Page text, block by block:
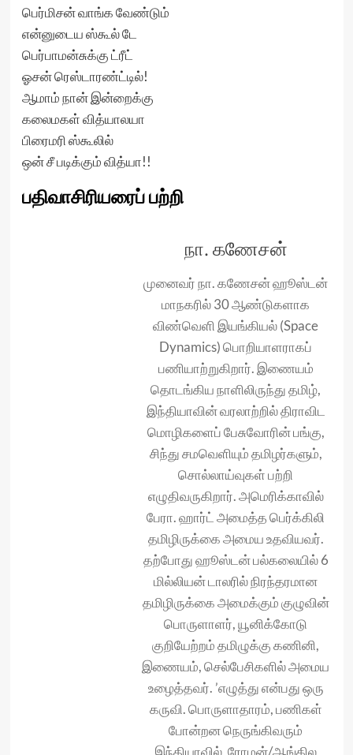
பெர்மிசன் வாங்க வேண்டும்
என்னுடைய ஸ்கூல் டே
பெர்பாமன்சுக்கு ட்ரீட்
ஓசன் ரெஸ்டாரண்ட்டில்!
ஆமாம் நான் இன்றைக்கு
கலைமகள் வித்யாலயா
பிரைமரி ஸ்கூலில்
ஒன் சீ படிக்கும் வித்யா!!
பதிவாசிரியரைப் பற்றி
நா. கணேசன்
முனைவர் நா. கணேசன் ஹூஸ்டன்
மாநகரில் 30 ஆண்டுகளாக
விண்வெளி இயங்கியல் (Space
Dynamics) பொறியாளராகப்
பணியாற்றுகிறார். இணையம்
தொடங்கிய நாளிலிருந்து தமிழ்,
இந்தியாவின் வரலாற்றில் திராவிட
மொழிகளைப் பேசுவோரின் பங்கு,
சிந்து சமவெளியும் தமிழர்களும்,
சொல்லாய்வுகள் பற்றி
எழுதிவருகிறார். அமெரிக்காவில்
பேரா. ஹார்ட் அமைத்த பெர்க்கிலி
தமிழிருக்கை அமைய உதவியவர்.
தற்போது ஹூஸ்டன் பல்கலையில் 6
மில்லியன் டாலரில் நிரந்தரமான
தமிழிருக்கை அமைக்கும் குழுவின்
பொருளாளர், யூனிக்கோடு
குறியேற்றம் தமிழுக்கு கணினி,
இணையம், செல்பேசிகளில் அமைய
உழைத்தவர். ’எழுத்து என்பது ஒரு
கருவி. பொருளாதாரம், பணிகள்
போன்றன நெருங்கிவரும்
இந்தியாவில், ரோமன்/ஆங்கில